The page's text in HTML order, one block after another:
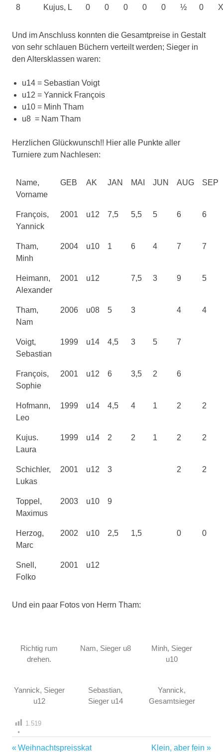
8 Kujus, L 0 0 0 0 0 ½ 0
Und im Anschluss konnten die Gesamtpreise in Gestalt
von sehr schlauen Büchern verteilt werden; Sieger in
den Altersklassen waren:
u14 = Sebastian Voigt
u12 = Yannick François
u10 = Minh Tham
u8 = Nam Tham
Herzlichen Glückwunsch!! Hier alle Punkte aller
Turniere zum Nachlesen:
Name,
Vorname
GEB AK JAN MAI JUN AUG SEP
François,
Yannick
2001 u12 7,5 5,5 5 6 6
Tham,
Minh
2004 u10 1 6 4 7 7
Heimann,
Alexander
2001 u12 7,5 3 9 5
Tham,
Nam
2006 u08 5 3 4 4
Voigt,
Sebastian
1999 u14 4,5 3 5 7
François,
Sophie
2001 u12 6 3,5 2 6
Hofmann,
Leo
1999 u14 4,5 4 1 2 2
Kujus.
Laura
1999 u14 2 2 1 2 2
Schichler,
Lukas
2001 u12 3 2 2
Toppel,
Maximus
2003 u10 9
Herzog,
Marc
2002 u10 2,5 1,5 0 0
Snell,
Folko
2001 u12
Und ein paar Fotos von Herrn Tham:
Richtig rum
drehen.
Nam, Sieger u8
Minh, Sieger
u10
Yannick, Sieger
u12
Sebastian,
Sieger u14
Yannick,
Gesamtsieger
1.519
Vorheriger
Weihnachtspreisskat Nächster
Klein, aber fein